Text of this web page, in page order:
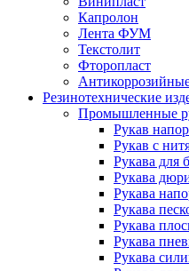
Капролон
Лента ФУМ
Текстолит
Фторопласт
Резинотехнические
Промышленные
Рукав
Рукав с
Рукава для
Рукава
Рукава
Рукава
Рукава
Рукава
Рукава